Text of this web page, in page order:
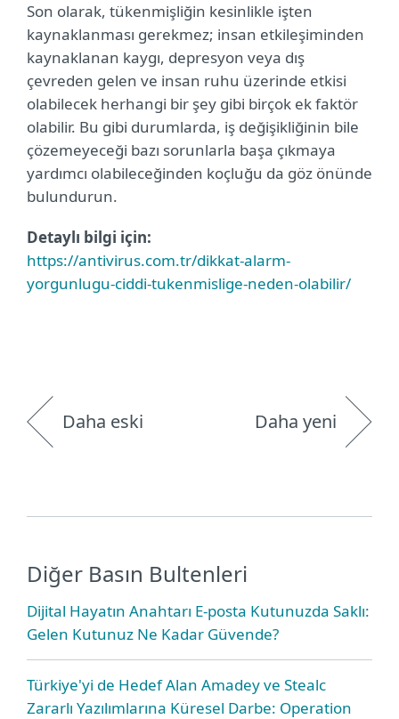
Son olarak, tükenmişliğin kesinlikle işten
kaynaklanması gerekmez; insan etkileşiminden
kaynaklanan kaygı, depresyon veya dış
çevreden gelen ve insan ruhu üzerinde etkisi
olabilecek herhangi bir şey gibi birçok ek faktör
olabilir. Bu gibi durumlarda, iş değişikliğinin bile
çözemeyeceği bazı sorunlarla başa çıkmaya
yardımcı olabileceğinden koçluğu da göz önünde
bulundurun.
Detaylı bilgi için:
https://antivirus.com.tr/dikkat-alarm-
yorgunlugu-ciddi-tukenmislige-neden-olabilir/
Daha eski Daha yeni
Diğer Basın Bultenleri
Dijital Hayatın Anahtarı E-posta Kutunuzda Saklı:
Gelen Kutunuz Ne Kadar Güvende?
Türkiye'yi de Hedef Alan Amadey ve Stealc
Zararlı Yazılımlarına Küresel Darbe: Operation